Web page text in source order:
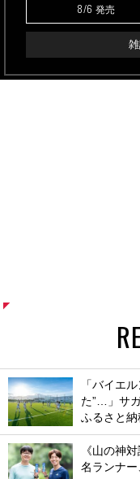
8/6 発売
「バイエ
た”…」サ
ふるさと納
《山の神
名ランナ